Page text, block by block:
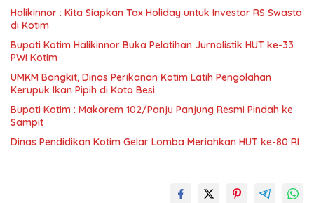
Halikinnor : Kita Siapkan Tax Holiday untuk Investor RS Swasta
di Kotim
Bupati Kotim Halikinnor Buka Pelatihan Jurnalistik HUT ke-33
PWI Kotim
UMKM Bangkit, Dinas Perikanan Kotim Latih Pengolahan
Kerupuk Ikan Pipih di Kota Besi
Bupati Kotim : Makorem 102/Panju Panjung Resmi Pindah ke
Sampit
Dinas Pendidikan Kotim Gelar Lomba Meriahkan HUT ke-80 RI